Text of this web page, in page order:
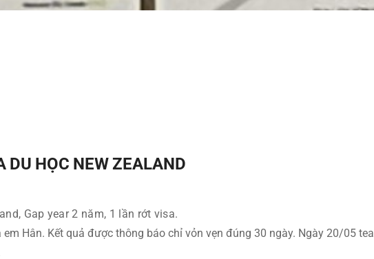
HỌC NEW ZEALAND
Gap year 2 năm, 1 lần rớt visa.
Hân. Kết quả được thông báo chỉ vỏn vẹn đúng 30 ngày. Ngày 20/05